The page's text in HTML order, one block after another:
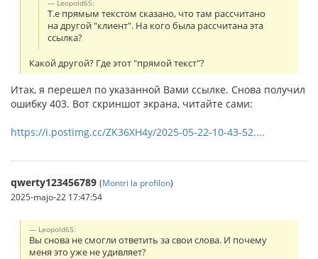
Leopold65:
Т.е прямым текстом сказано, что там рассчитано
на другой "клиент". На кого была рассчитана эта
ссылка?
Какой другой? Где этот "прямой текст"?
Итак, я перешел по указанной Вами ссылке. Снова получил
ошибку 403. Вот скриншот экрана, читайте сами:
https://i.postimg.cc/ZK36XH4y/2025-05-22-10-43-52....
qwerty123456789 (Montri la profilon)
2025-majo-22 17:47:54
Leopold65:
Вы снова не смогли ответить за свои слова. И почему
меня это уже не удивляет?